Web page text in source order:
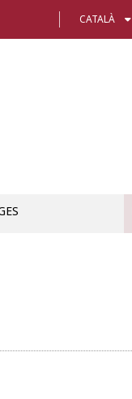
CATALÀ